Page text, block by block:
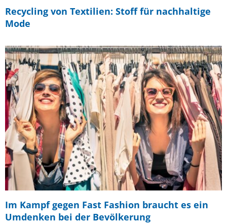
Recycling von Textilien: Stoff für nachhaltige
Mode
Im Kampf gegen Fast Fashion braucht es ein
Umdenken bei der Bevölkerung